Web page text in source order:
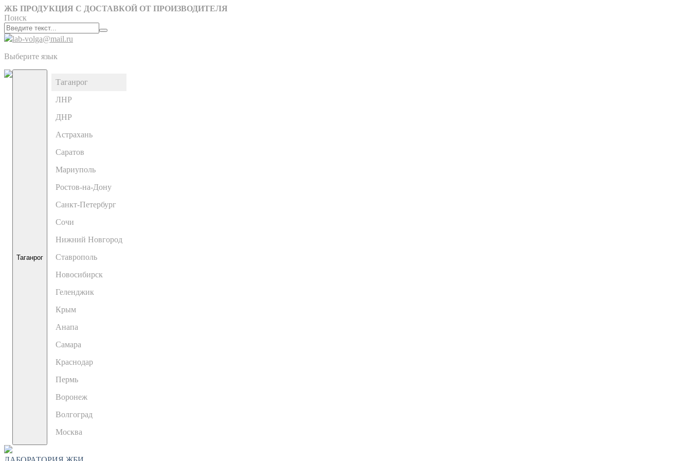
ЖБ ПРОДУКЦИЯ С ДОСТАВКОЙ ОТ ПРОИЗВОДИТЕЛЯ
Поиск
lab-volga@mail.ru
Выберите язык
Таганрог
Таганрог
ЛНР
ДНР
Астрахань
Саратов
Мариуполь
Ростов-на-Дону
Санкт-Петербург
Сочи
Нижний Новгород
Ставрополь
Новосибирск
Геленджик
Крым
Анапа
Самара
Краснодар
Пермь
Воронеж
Волгоград
Москва